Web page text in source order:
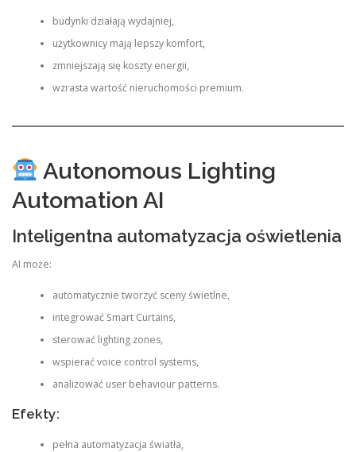
budynki działają wydajniej,
użytkownicy mają lepszy komfort,
zmniejszają się koszty energii,
wzrasta wartość nieruchomości premium.
Autonomous Lighting
Automation AI
Inteligentna automatyzacja oświetlenia
AI może:
automatycznie tworzyć sceny świetlne,
integrować Smart Curtains,
sterować lighting zones,
wspierać voice control systems,
analizować user behaviour patterns.
Efekty:
pełna automatyzacja światła,